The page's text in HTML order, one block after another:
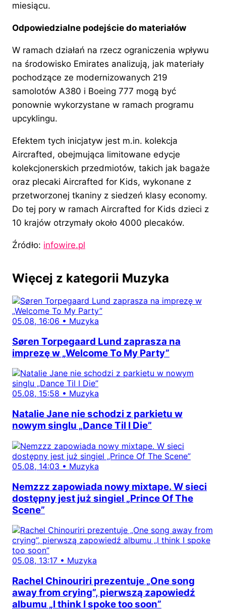
miesiącu.
Odpowiedzialne podejście do materiałów
W ramach działań na rzecz ograniczenia wpływu
na środowisko Emirates analizują, jak materiały
pochodzące ze modernizowanych 219
samolotów A380 i Boeing 777 mogą być
ponownie wykorzystane w ramach programu
upcyklingu.
Efektem tych inicjatyw jest m.in. kolekcja
Aircrafted, obejmująca limitowane edycje
kolekcjonerskich przedmiotów, takich jak bagaże
oraz plecaki Aircrafted for Kids, wykonane z
przetworzonej tkaniny z siedzeń klasy economy.
Do tej pory w ramach Aircrafted for Kids dzieci z
10 krajów otrzymały około 4000 plecaków.
Źródło: infowire.pl
Więcej z kategorii Muzyka
05.08, 16:06 • Muzyka
Søren Torpegaard Lund zaprasza na
imprezę w „Welcome To My Party”
05.08, 15:58 • Muzyka
Natalie Jane nie schodzi z parkietu w
nowym singlu „Dance Til I Die”
05.08, 14:03 • Muzyka
Nemzzz zapowiada nowy mixtape. W sieci
dostępny jest już singiel „Prince Of The
Scene”
05.08, 13:17 • Muzyka
Rachel Chinouriri prezentuje „One song
away from crying”, pierwszą zapowiedź
albumu „I think I spoke too soon”